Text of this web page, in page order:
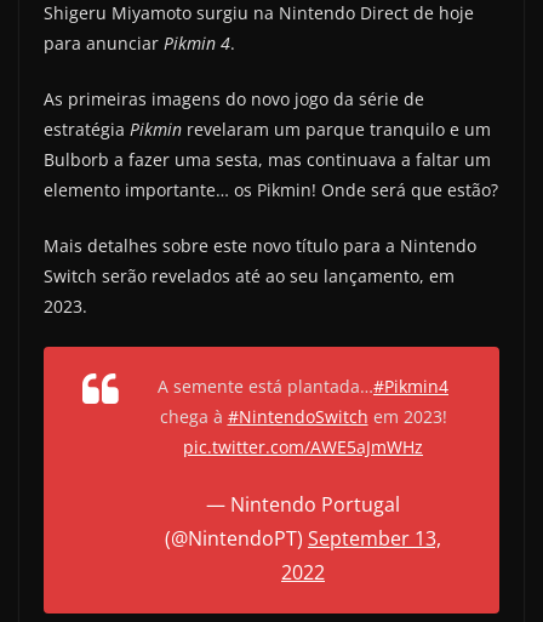
Shigeru Miyamoto surgiu na Nintendo Direct de hoje
para anunciar Pikmin 4.
As primeiras imagens do novo jogo da série de
estratégia Pikmin revelaram um parque tranquilo e um
Bulborb a fazer uma sesta, mas continuava a faltar um
elemento importante… os Pikmin! Onde será que estão?
Mais detalhes sobre este novo título para a Nintendo
Switch serão revelados até ao seu lançamento, em
2023.
A semente está plantada…#Pikmin4
chega à #NintendoSwitch em 2023!
pic.twitter.com/AWE5aJmWHz
— Nintendo Portugal
(@NintendoPT) September 13,
2022